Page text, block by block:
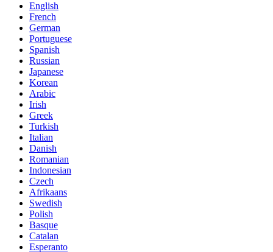
English
French
German
Portuguese
Spanish
Russian
Japanese
Korean
Arabic
Irish
Greek
Turkish
Italian
Danish
Romanian
Indonesian
Czech
Afrikaans
Swedish
Polish
Basque
Catalan
Esperanto